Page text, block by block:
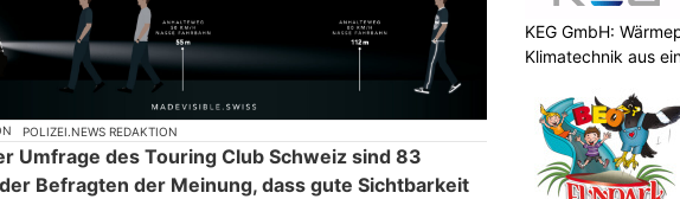
POLIZEI.NEWS REDAKTION
Umfrage des Touring Club Schweiz sind 83
Befragten der Meinung, dass gute Sichtbarkeit
KEG GmbH:
Klimatechnik aus